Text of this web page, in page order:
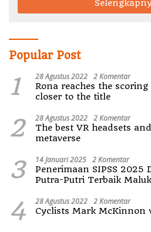
Popular Post
1 28 Agustus 2022 2 Komentar
Rona reaches the
closer to the title
2 28 Agustus 2022 2 Komentar
The best VR headsets
metaverse
3 14 Januari 2025 2 Komentar
Penerimaan SIPSS 2025
Putra-Putri Terbaik
4 28 Agustus 2022 2 Komentar
Cyclists Mark